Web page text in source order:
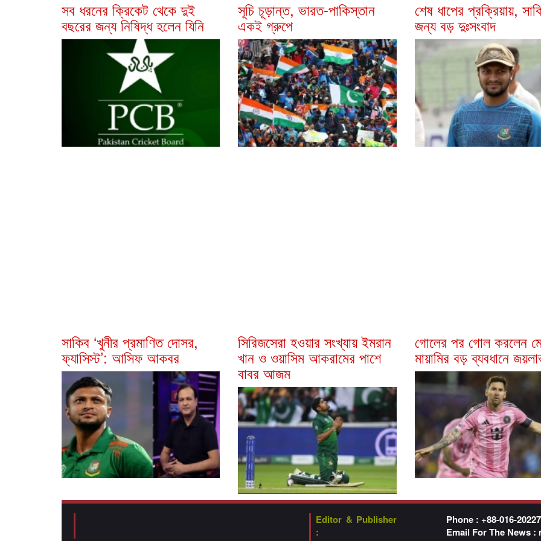
সব ধরনের ক্রিকেট থেকে দুই
বছরের জন্য নিষিদ্ধ হলেন যিনি
সূচি চূড়ান্ত, ভারত-পাকিস্তান
একই গ্রুপে
শেষ ধাপের প্রক্রিয়ায়,
জন্য বড় দুঃসংবাদ
সাকিব ‘খুনীর প্রমাণিত দোসর,
ফ্যাসিস্ট’: আসিফ আকবর
সিরিজসেরা হওয়ার সংখ্যায় ইমরান
খান ও ওয়াসিম আকরামের পাশে
বাবর আজম
গোলের পর গোল করলেন
মায়ামির বড় ব্যবধানে
Editor & Publisher
:
Phone : +88-016-
Email For The News :